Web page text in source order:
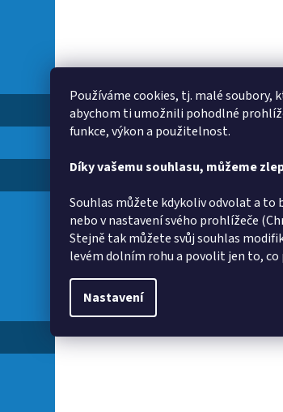
Používáme cookies, tj. malé soubory,
abychom ti umožnili pohodlné
funkce, výkon a použitelnost.
Díky vašemu souhlasu, můžeme
Souhlas můžete kdykoliv odvolat a to
nebo v nastavení svého prohlížeče
Stejně tak můžete svůj souhlas
levém dolním rohu a povolit jen to, co
Nastavení